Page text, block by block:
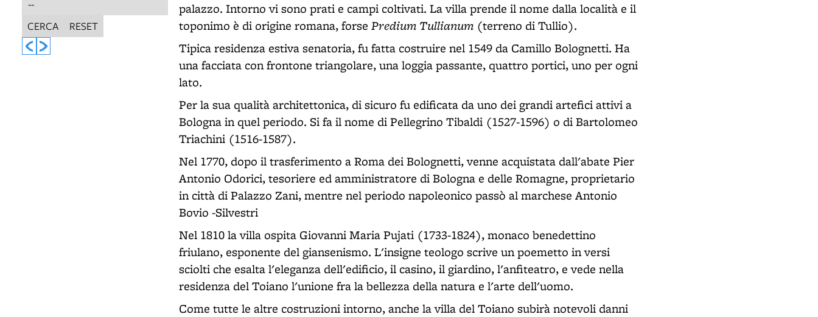
CERCA RESET
palazzo. Intorno vi sono prati e campi coltivati. La villa prende il nome dalla località e il
toponimo è di origine romana, forse Predium Tullianum (terreno di Tullio).
Tipica residenza estiva senatoria, fu fatta costruire nel 1549 da Camillo Bolognetti. Ha
una facciata con frontone triangolare, una loggia passante, quattro portici, uno per ogni
lato.
Per la sua qualità architettonica, di sicuro fu edificata da uno dei grandi artefici attivi a
Bologna in quel periodo. Si fa il nome di Pellegrino Tibaldi (1527-1596) o di Bartolomeo
Triachini (1516-1587).
Nel 1770, dopo il trasferimento a Roma dei Bolognetti, venne acquistata dall'abate Pier
Antonio Odorici, tesoriere ed amministratore di Bologna e delle Romagne, proprietario
in città di Palazzo Zani, mentre nel periodo napoleonico passò al marchese Antonio
Bovio -Silvestri
Nel 1810 la villa ospita Giovanni Maria Pujati (1733-1824), monaco benedettino
friulano, esponente del giansenismo. L'insigne teologo scrive un poemetto in versi
sciolti che esalta l'eleganza dell'edificio, il casino, il giardino, l'anfiteatro, e vede nella
residenza del Toiano l'unione fra la bellezza della natura e l'arte dell'uomo.
Come tutte le altre costruzioni intorno, anche la villa del Toiano subirà notevoli danni